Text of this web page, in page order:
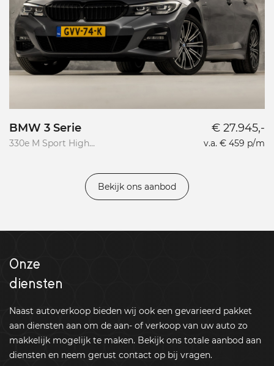
BMW 3 Serie
330e M Sport High
€ 27.945,-
v.a. € 459 p/m
Bekijk ons aanbod
Onze
diensten
Naast autoverkoop bieden wij ook een gevarieerd pakket
aan diensten aan om de aan- of verkoop van uw auto zo
makkelijk mogelijk te maken. Bekijk ons totale aanbod aan
diensten en neem gerust contact op bij vragen.